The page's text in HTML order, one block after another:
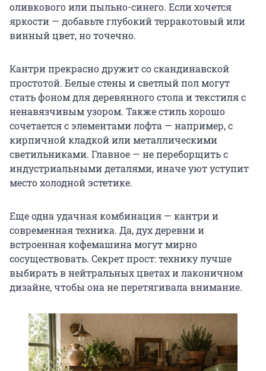
оливкового или пыльно-синего. Если хочется
яркости — добавьте глубокий терракотовый или
винный цвет, но точечно.
Кантри прекрасно дружит со скандинавской
простотой. Белые стены и светлый пол могут
стать фоном для деревянного стола и текстиля с
ненавязчивым узором. Также стиль хорошо
сочетается с элементами лофта — например, с
кирпичной кладкой или металлическими
светильниками. Главное — не переборщить с
индустриальными деталями, иначе уют уступит
место холодной эстетике.
Еще одна удачная комбинация — кантри и
современная техника. Да, дух деревни и
встроенная кофемашина могут мирно
сосуществовать. Секрет прост: технику лучше
выбирать в нейтральных цветах и лаконичном
дизайне, чтобы она не перетягивала внимание.